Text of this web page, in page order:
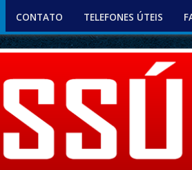
CONTATO TELEFONES ÚTEIS